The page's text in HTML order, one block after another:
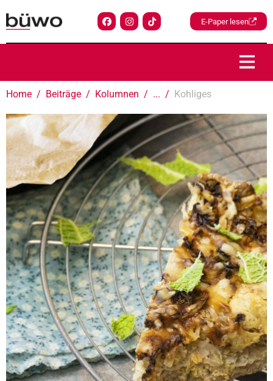
E-Paper lesen
Home Beiträge Kolumnen ... Kohliges